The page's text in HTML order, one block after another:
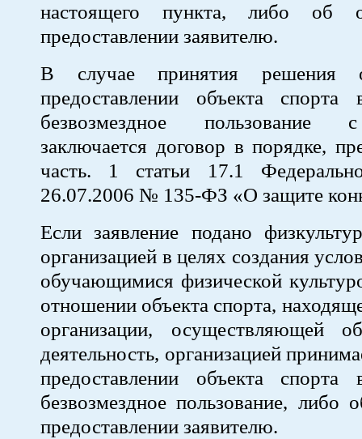
настоящего пункта, либо об
предоставлении заявителю.
В случае принятия решения
предоставлении объекта
безвозмездное пользование
заключается договор в порядке,
часть. 1 статьи 17.1
26.07.2006 № 135-ФЗ «О защите
Если заявление подано
организацией в целях создания
обучающимися физической
отношении объекта спорта,
организации, осуществляющей
деятельность, организацией
предоставлении объекта
безвозмездное пользование, либо
предоставлении заявителю.